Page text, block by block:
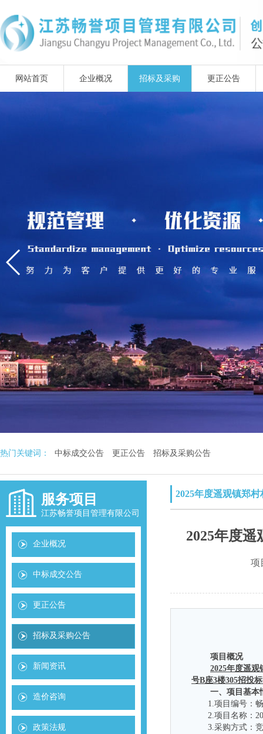
网站首页 企业概况 招标及采购 更正公告
热门关键词： 中标成交公告 更正公告 招标及采购公告
服务项目
江苏畅誉项目管理有限公司
企业概况
中标成交公告
更正公告
招标及采购公告
新闻资讯
造价咨询
政策法规
2025年度遥观镇郑
2025年度
项
项目概况
2025年度遥
号B座3楼305招投标
一、项目基本
1.项目编号：
2.项目名称 ：
3.采购方式：